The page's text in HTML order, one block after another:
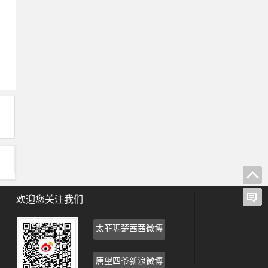
欢迎您关注我们
太菲瑪楚茜茜微博
唐望四爷新浪微博